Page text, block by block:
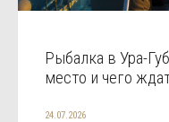
Рыбалка в Ура-
место и чего
24.07.2026